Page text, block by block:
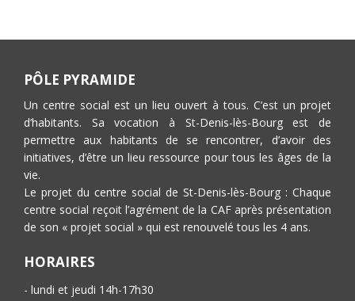
PÔLE PYRAMIDE
Un centre social est un lieu ouvert à tous. C’est un projet
d’habitants. Sa vocation à St-Denis-lès-Bourg est de
permettre aux habitants de se rencontrer, d’avoir des
initiatives, d’être un lieu ressource pour tous les âges de la
vie.
Le projet du centre social de St-Denis-lès-Bourg : Chaque
centre social reçoit l’agrément de la CAF après présentation
de son « projet social » qui est renouvelé tous les 4 ans.
HORAIRES
- lundi et jeudi 14h-17h30